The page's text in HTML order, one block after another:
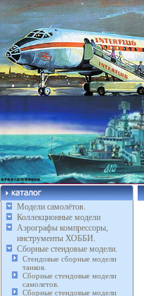
Модели самолётов.
Коллекционные модели
Аэрографы компрессоры,
инструменты ХОББИ.
Сборные стендовые модели.
Стендовые сборные модели
танков.
Сборные стендовые модели
самолетов.
Сборные стендовые модели